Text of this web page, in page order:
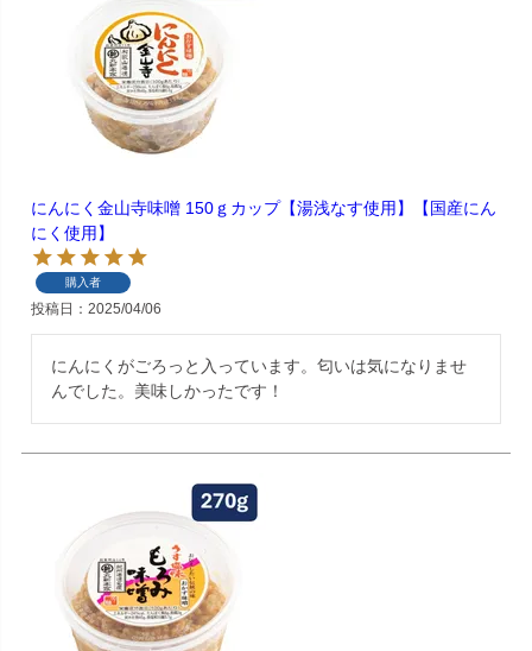
にんにく金山寺味噌 150ｇカップ【湯浅なす使用】【国産にん
にく使用】
購入者
投稿日 2025/04/06
にんにくがごろっと入っています。匂いは気になりませ
んでした。美味しかったです！